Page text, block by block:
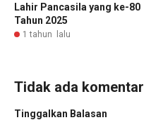
Lahir Pancasila yang ke-80
Tahun 2025
1 tahun lalu
Tidak ada komentar
Tinggalkan Balasan